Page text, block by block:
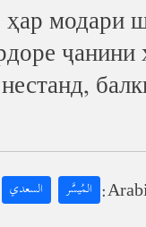
модари
ҷанини
المُيسَّر السعدي